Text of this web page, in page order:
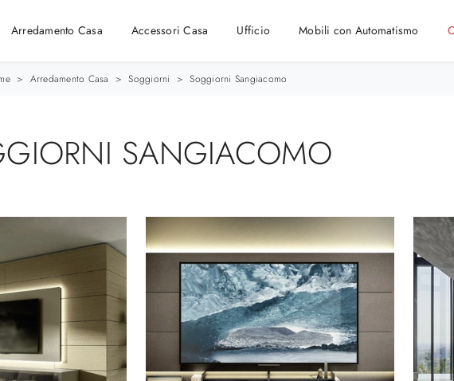
Arredamento Casa Accessori Casa Ufficio Mobili con Automatismo
> Arredamento Casa > Soggiorni > Soggiorni Sangiacomo
SANGIACOMO